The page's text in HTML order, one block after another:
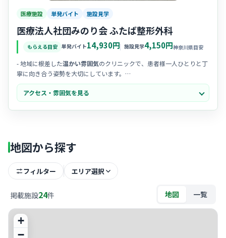
医療施設 単発バイト 施設見学
医療法人社団みのり会 ふたば整形外科
もらえる目安 単発バイト14,930円 施設見学4,150円神奈川県目安
- 地域に根差した温かい雰囲気のクリニックで、患者様一人ひとりと丁
寧に向き合う姿勢を大切にしています。
- 20代からベテランまで幅広い層が活躍中で、困ったときは互いに助け
合うチームワークの良さが魅力です。
- 院長先生が気さくで優しく、スタッフの声に耳を傾けてくれるため、
アクセス・雰囲気を見る
地図から探す
フィルター エリア選択
掲載施設24件 地図 一覧
+
−